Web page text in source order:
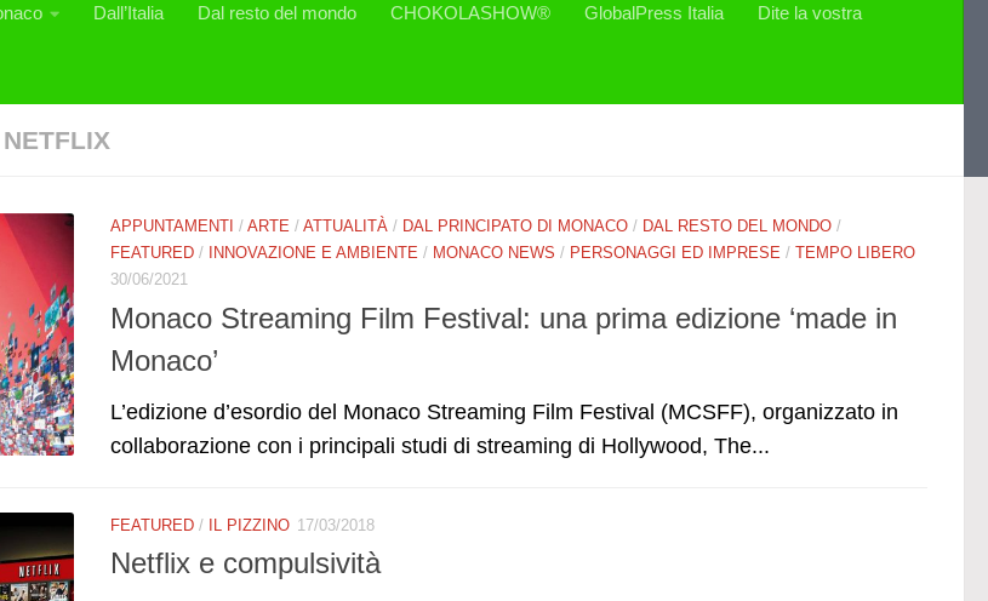
Dall’Italia Dal resto del mondo CHOKOLASHOW® GlobalPress Italia Dite la vostra
NETFLIX
APPUNTAMENTI / ARTE / ATTUALITÀ / DAL PRINCIPATO DI MONACO / DAL RESTO DEL MONDO /
FEATURED / INNOVAZIONE E AMBIENTE / MONACO NEWS / PERSONAGGI ED IMPRESE / TEMPO LIBERO
30/06/2021
Monaco Streaming Film Festival: una prima edizione ‘made in
Monaco’
L’edizione d’esordio del Monaco Streaming Film Festival (MCSFF), organizzato in
collaborazione con i principali studi di streaming di Hollywood, The...
FEATURED / IL PIZZINO 17/03/2018
Netflix e compulsività